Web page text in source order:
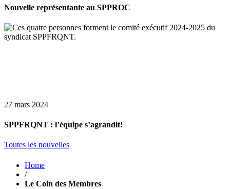
Nouvelle représentante au SPPROC
27 mars 2024
SPPFRQNT : l’équipe s’agrandit!
Toutes les nouvelles
Home
/
Le Coin des Membres